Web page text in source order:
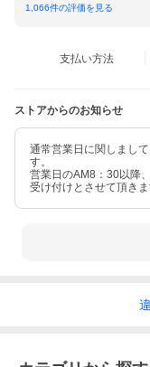
1,066件の評価を見る
支払い方法
ストアからのお知らせ
通常営業日に関しまし
す。
営業日のAM8：30以降
受け付けとさせて頂きま